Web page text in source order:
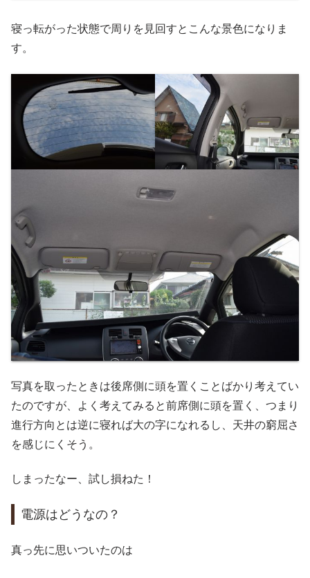
寝っ転がった状態で周りを見回すとこんな景色になりま
す。
写真を取ったときは後席側に頭を置くことばかり考えてい
たのですが、よく考えてみると前席側に頭を置く、つまり
進行方向とは逆に寝れば大の字になれるし、天井の窮屈さ
を感じにくそう。
しまったなー、試し損ねた！
電源はどうなの？
真っ先に思いついたのは